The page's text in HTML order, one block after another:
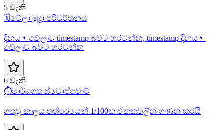
5 වැනි
🗓️වේලා මුද්‍රා පරිවර්තනය
දිනය・වේලාව timestamp බවට හරවන්න, timestamp දිනය・
වේලාව බවට හරවන්න
6 වැනි
⏱️මාර්ගගත ස්ටොප්වොච්
ගතවූ කාලය තත්පරයෙන් 1/100ක ඒකකවලින් ගණන් කරයි